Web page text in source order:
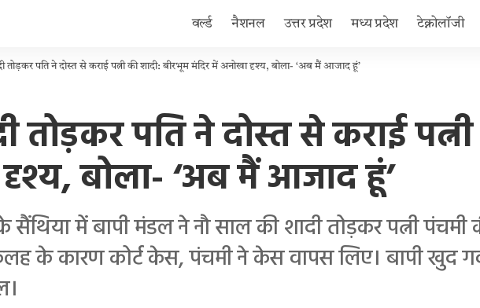
वर्ल्ड नैशनल उत्तर प्रदेश मध्य प्रदेश टेक्नोलॉजी
तोड़कर पति ने दोस्त से कराई पत्नी की शादी: बीरभूम मंदिर में अनोखा दृश्य, बोला- ‘अब मैं आजाद हूं’
तोड़कर पति ने दोस्त से कराई
बोला- ‘अब मैं आजाद हूं’
में बापी मंडल ने नौ साल की शादी तोड़कर पत्नी पंचमी
के कारण कोर्ट केस, पंचमी ने केस वापस लिए। बापी खुद